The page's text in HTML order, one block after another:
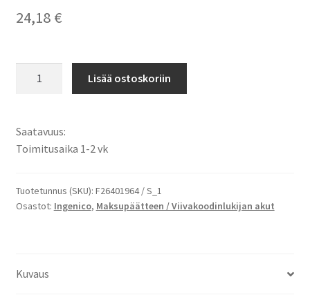
24,18 €
296110884
Maksupääteakku
Ion
3,7V
iWL200,
Lisää ostoskoriin
Saatavuus:
Toimitusaika 1-2 vk
Tuotetunnus (SKU): F26401964 / S_1
Osastot: Ingenico, Maksupäätteen / Viivakoodinlukijan akut
Kuvaus